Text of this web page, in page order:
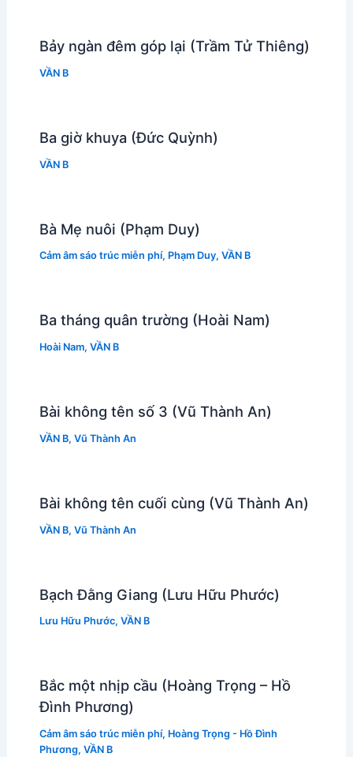
Bảy ngàn đêm góp lại (Trầm Tử Thiêng)
VẦN B
Ba giờ khuya (Đức Quỳnh)
VẦN B
Bà Mẹ nuôi (Phạm Duy)
Cảm âm sáo trúc miễn phí, Phạm Duy, VẦN B
Ba tháng quân trường (Hoài Nam)
Hoài Nam, VẦN B
Bài không tên số 3 (Vũ Thành An)
VẦN B, Vũ Thành An
Bài không tên cuối cùng (Vũ Thành An)
VẦN B, Vũ Thành An
Bạch Đằng Giang (Lưu Hữu Phước)
Lưu Hữu Phước, VẦN B
Bắc một nhịp cầu (Hoàng Trọng – Hồ
Đình Phương)
Cảm âm sáo trúc miễn phí, Hoàng Trọng - Hồ Đình
Phương, VẦN B